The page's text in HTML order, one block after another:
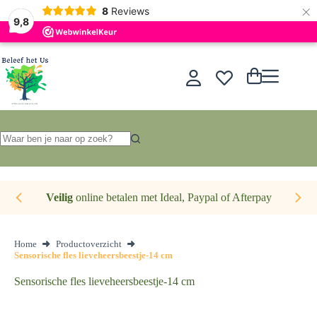
9,8
8 Reviews ×
Ga
naar
de
inhoud
Winkelwagen
resultaten
Veiligonline betalen met Ideal, Paypal of Afterpay
Home
Productoverzicht
Sensorische fles lieveheersbeestje-14 cm
Sensorische fles lieveheersbeestje-14 cm